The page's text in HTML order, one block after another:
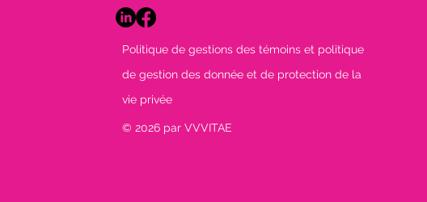
Politique de gestions des témoins et politique
de gestion des donnée et de protection de la
vie privée
© 2026 par VVVITAE